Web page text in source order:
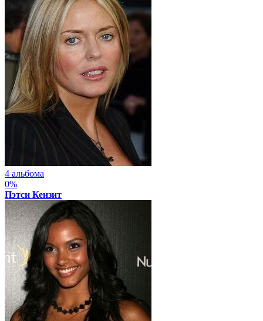
4 альбома
0%
Пэтси Кензит